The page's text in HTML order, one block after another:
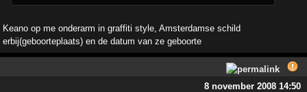
Keano op me onderarm in graffiti style, Amsterdamse schild
erbij(geboorteplaats) en de datum van ze geboorte
8 november 2008 14:50